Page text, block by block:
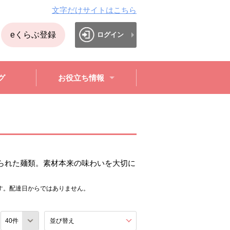
文字だけサイトはこちら
eくらぶ登録 ログイン
お役立ち情報
た麺類。素材本来の味わいを大切に
配達日からではありません。
並び替え